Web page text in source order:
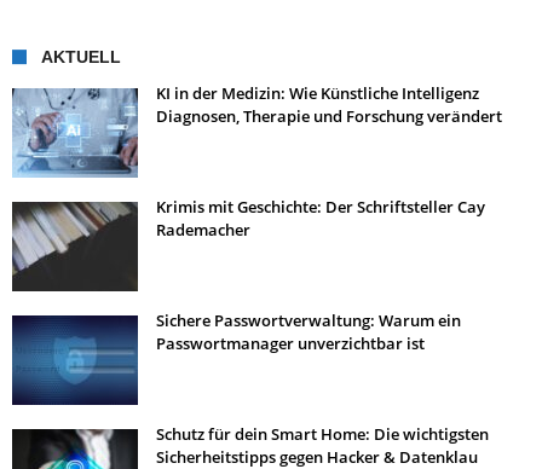
AKTUELL
KI in der Medizin: Wie Künstliche Intelligenz
Diagnosen, Therapie und Forschung verändert
Krimis mit Geschichte: Der Schriftsteller Cay
Rademacher
Sichere Passwortverwaltung: Warum ein
Passwortmanager unverzichtbar ist
Schutz für dein Smart Home: Die wichtigsten
Sicherheitstipps gegen Hacker & Datenklau